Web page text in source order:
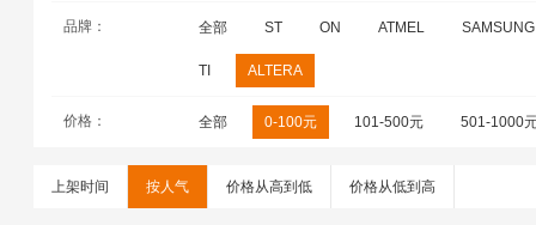
品牌： 全部 ST ON ATMEL SAMSUNG
TI ALTERA
价格： 全部 0-100元 101-500元 501-1000
上架时间 按人气 价格从高到低 价格从低到高